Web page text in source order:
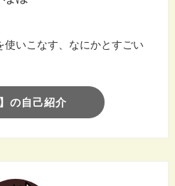
使いこなす、なにかとすごい
の自己紹介